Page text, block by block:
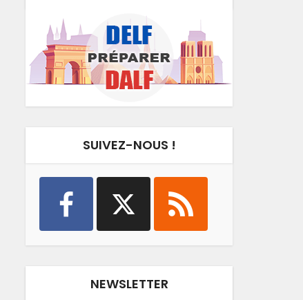
SUIVEZ-NOUS !
NEWSLETTER